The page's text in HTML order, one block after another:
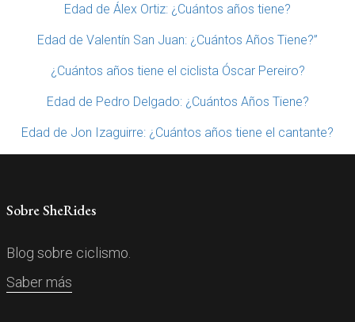
Edad de Álex Ortiz: ¿Cuántos años tiene?
Edad de Valentín San Juan: ¿Cuántos Años Tiene?”
¿Cuántos años tiene el ciclista Óscar Pereiro?
Edad de Pedro Delgado: ¿Cuántos Años Tiene?
Edad de Jon Izaguirre: ¿Cuántos años tiene el cantante?
Sobre SheRides
Blog sobre ciclismo.
Saber más